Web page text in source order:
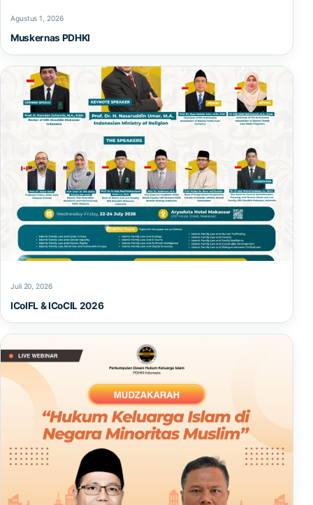
Agustus 1, 2026
Muskernas PDHKI
Juli 20, 2026
ICoIFL & ICoCIL 2026